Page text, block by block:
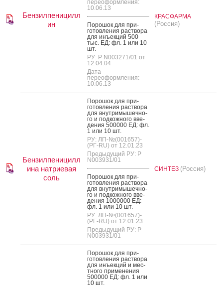
Бензилпеницилл
ин
переоформления:
10.06.13
По­рошок для при­
готов­ле­ния рас­тво­ра
для инъ­ек­ций 500
тыс. ЕД: фл. 1 или 10
шт.
РУ: Р N003271/01 от
12.04.04
Дата
переоформления:
10.06.13
КРАСФАРМА
(Россия)
Бензилпеницилл
ина натриевая
соль
По­рошок для при­
готов­ле­ния рас­тво­ра
для внут­ри­мышеч­но­
го и под­кожно­го вве­
дения 500000 ЕД: фл.
1 или 10 шт.
РУ: ЛП-№(001657)-
(РГ-RU) от 12.01.23
Предыдущий РУ: Р
N003931/01
По­рошок для при­
готов­ле­ния рас­тво­ра
для внут­ри­мышеч­но­
го и под­кожно­го вве­
дения 1000000 ЕД:
фл. 1 или 10 шт.
РУ: ЛП-№(001657)-
(РГ-RU) от 12.01.23
Предыдущий РУ: Р
N003931/01
СИНТЕЗ (Россия)
По­рошок для при­
готов­ле­ния рас­тво­ра
для инъ­ек­ций и мес­
тно­го при­мене­ния
500000 ЕД: фл. 1 или
10 шт.